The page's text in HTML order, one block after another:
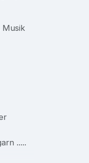
.....